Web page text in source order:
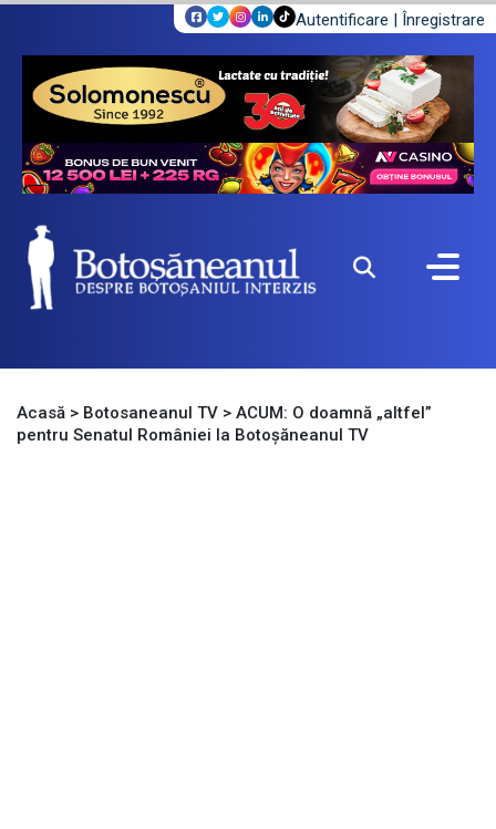
Autentificare | Înregistrare
Acasă > Botosaneanul TV > ACUM: O doamnă „altfel”
pentru Senatul României la Botoșăneanul TV